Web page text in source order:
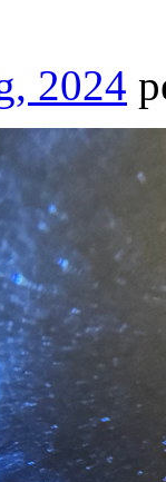
2024